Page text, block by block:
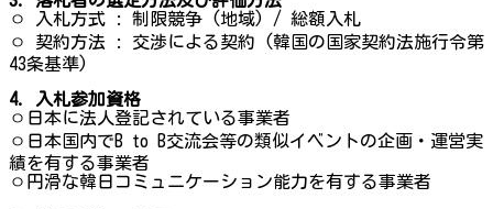
ㅇ 入札方式 : 制限競争 (地域) / 総額入札
ㅇ 契約方法 : 交渉による契約 (韓国の国家契約法施行令第
43条基準)
4. 入札参加資格
ㅇ日本に法人登記されている事業者
ㅇ日本国内でB to B交流会等の類似イベントの企画・運営実
績を有する事業者
ㅇ円滑な韓日コミュニケーション能力を有する事業者